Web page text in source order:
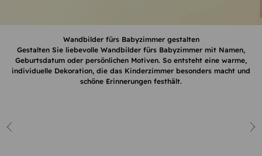
Wandbilder fürs Babyzimmer gestalten
Gestalten Sie liebevolle Wandbilder fürs Babyzimmer mit Namen,
Geburtsdatum oder persönlichen Motiven. So entsteht eine warme,
individuelle Dekoration, die das Kinderzimmer besonders macht und
schöne Erinnerungen festhält.